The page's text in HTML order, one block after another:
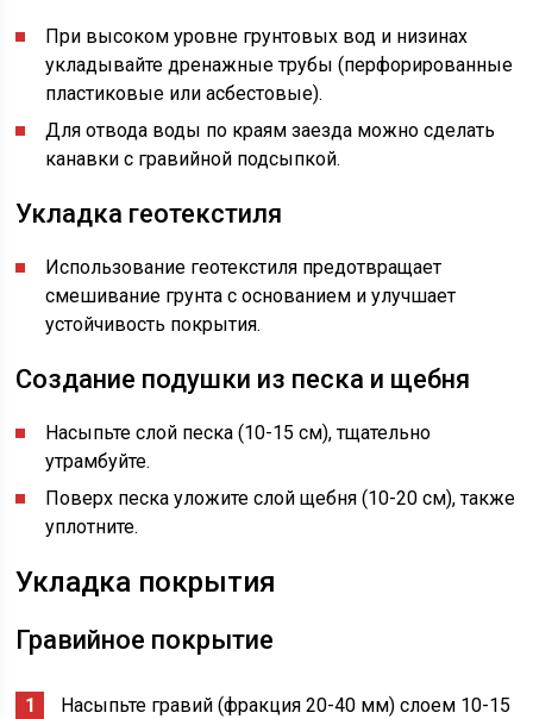
При высоком уровне грунтовых вод и низинах
укладывайте дренажные трубы (перфорированные
пластиковые или асбестовые).
Для отвода воды по краям заезда можно сделать
канавки с гравийной подсыпкой.
Укладка геотекстиля
Использование геотекстиля предотвращает
смешивание грунта с основанием и улучшает
устойчивость покрытия.
Создание подушки из песка и щебня
Насыпьте слой песка (10-15 см), тщательно
утрамбуйте.
Поверх песка уложите слой щебня (10-20 см), также
уплотните.
Укладка покрытия
Гравийное покрытие
Насыпьте гравий (фракция 20-40 мм) слоем 10-15